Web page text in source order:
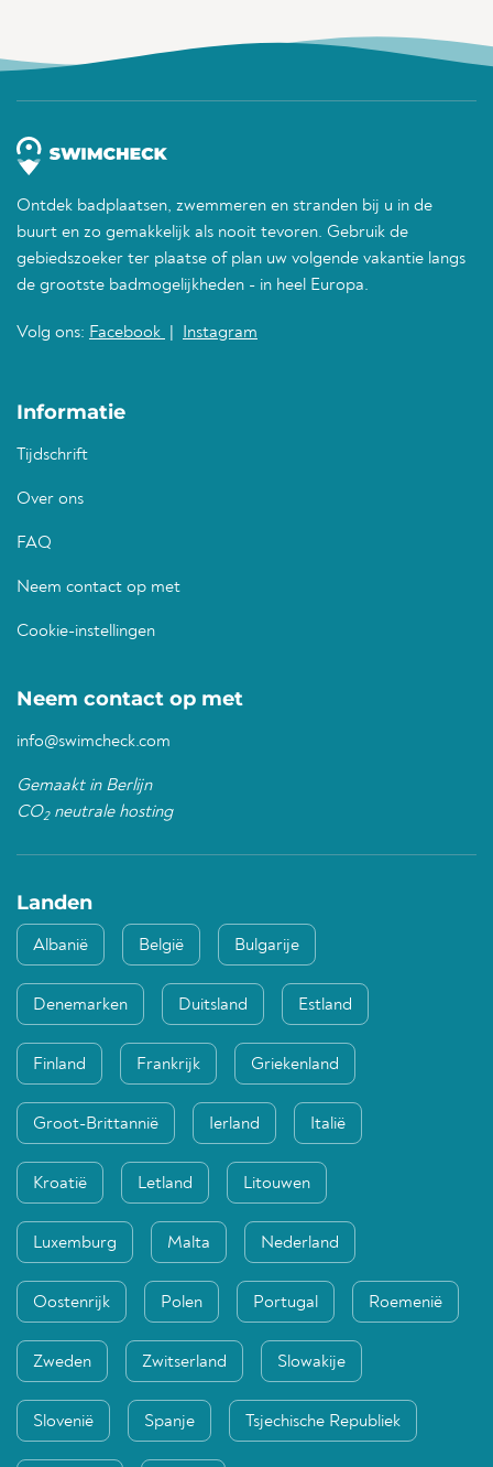
Ontdek badplaatsen, zwemmeren en stranden bij u in de
buurt en zo gemakkelijk als nooit tevoren. Gebruik de
gebiedszoeker ter plaatse of plan uw volgende vakantie langs
de grootste badmogelijkheden - in heel Europa.
Volg ons: Facebook Instagram
Informatie
Tijdschrift
Over ons
FAQ
Neem contact op met
Cookie-instellingen
Neem contact op met
info@swimcheck.com
Gemaakt in Berlijn
CO2neutrale hosting
Landen
Albanië België Bulgarije
Denemarken Duitsland Estland
Finland Frankrijk Griekenland
Groot-Brittannië Ierland Italië
Kroatië Letland Litouwen
Luxemburg Malta Nederland
Oostenrijk Polen Portugal Roemenië
Zweden Zwitserland Slowakije
Slovenië Spanje Tsjechische Republiek